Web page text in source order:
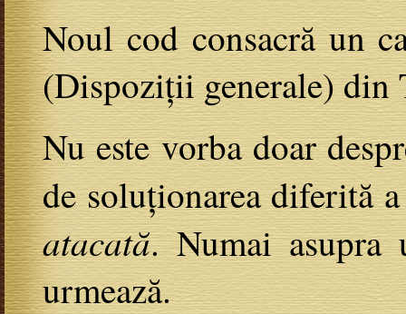
Noul cod consacră un
(Dispoziții generale) din
Nu este vorba doar
de soluționarea diferită
atacată. Numai asupra
urmează.